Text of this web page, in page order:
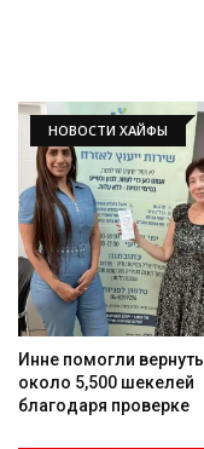
НОВОСТИ ХАЙФЫ
Инне помогли вернуть
около 5,500 шекелей
благодаря проверке